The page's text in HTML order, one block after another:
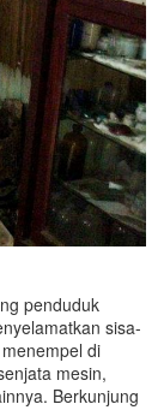
penduduk
sisa-
di
mesin,
Berkunjung